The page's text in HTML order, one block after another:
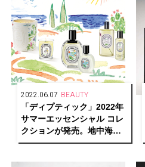
2022.06.07 BEAUTY
「ディプティック」2022年
サマーエッセンシャル コレ
クションが発売。地中海の
自然へオマージュを捧げた